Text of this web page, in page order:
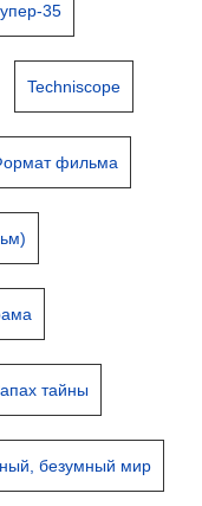
35
Techniscope
фильма
тайны
безумный мир